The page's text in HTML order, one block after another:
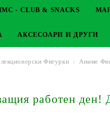
КОЛЕКЦИОНЕРСКИ
- CLUB & SNACKS
MAGIC: THE
АКСЕСОАРИ И ДРУГИ
КЛЮЧОДЪРЖАТЕЛИ
Фигурки Аниме
работен ден!